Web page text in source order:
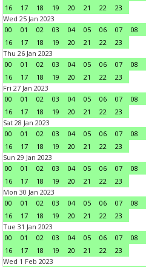
16
17 18 19 20 21 22
23
Wed 25 Jan 2023
00
01 02 03 04 05 06 07 08
16
17 18 19 20 21 22
23
Thu 26 Jan 2023
00
01 02 03 04 05 06 07 08
16
17 18 19 20 21 22
23
Fri 27 Jan 2023
00
01 02 03 04 05 06 07 08
16
17 18 19 20 21 22
23
Sat 28 Jan 2023
00
01 02 03 04 05 06 07 08
16
17 18 19 20 21 22
23
Sun 29 Jan 2023
00
01 02 03 04 05 06 07 08
16
17 18 19 20 21 22
23
Mon 30 Jan 2023
00
01 02 03 04 05 06 07 08
16
17 18 19 20 21 22
23
Tue 31 Jan 2023
00
01 02 03 04 05 06 07 08
16
17 18 19 20 21 22
23
Wed 1 Feb 2023